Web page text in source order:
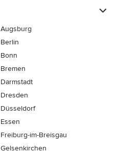
Augsburg
Berlin
Bonn
Bremen
Darmstadt
Dresden
Düsseldorf
Essen
Freiburg-im-Breisgau
Gelsenkirchen